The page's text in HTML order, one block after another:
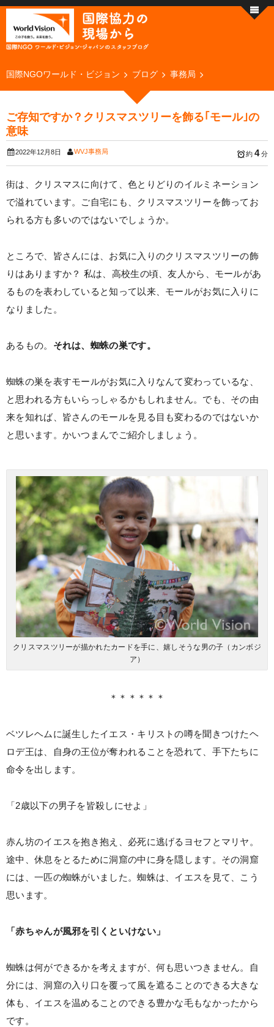
国際NGOワールド・ビジョン ブログ 事務局
ご存知ですか？クリスマスツリーを飾る｢モール｣の
意味
2022年12月8日 WVJ事務局 約 4分
街は、クリスマスに向けて、色とりどりのイルミネーション
で溢れています。ご自宅にも、クリスマスツリーを飾ってお
られる方も多いのではないでしょうか。
ところで、皆さんには、お気に入りのクリスマスツリーの飾
りはありますか？ 私は、高校生の頃、友人から、モールがあ
るものを表わしていると知って以来、モールがお気に入りに
なりました。
あるもの。 それは、蜘蛛の巣です。
蜘蛛の巣を表すモールがお気に入りなんて変わっているな、
と思われる方もいらっしゃるかもしれません。でも、その由
来を知れば、皆さんのモールを見る目も変わるのではないか
と思います。かいつまんでご紹介しましょう。
クリスマスツリーが描かれたカードを手に、嬉しそうな男の子（カンボジ
ア）
＊＊＊＊＊＊
ベツレヘムに誕生したイエス・キリストの噂を聞きつけたヘ
ロデ王は、自身の王位が奪われることを恐れて、手下たちに
命令を出します。
「2歳以下の男子を皆殺しにせよ」
赤ん坊のイエスを抱き抱え、必死に逃げるヨセフとマリヤ。
途中、休息をとるために洞窟の中に身を隠します。その洞窟
には、一匹の蜘蛛がいました。蜘蛛は、イエスを見て、こう
思います。
「赤ちゃんが風邪を引くといけない」
蜘蛛は何ができるかを考えますが、何も思いつきません。自
分には、洞窟の入り口を覆って風を遮ることのできる大きな
体も、イエスを温めることのできる豊かな毛もなかったから
です。